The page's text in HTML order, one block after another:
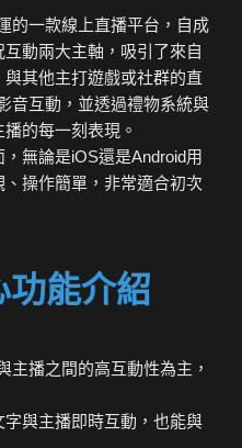
的一款線上直播平台，自成
動兩大主軸，吸引了來自
其他主打遊戲或社群的直
音互動，並透過禮物系統與
的每一刻表現。
無論是iOS還是Android用
操作簡單，非常適合初次
能介紹
主播之間的高互動性為主，
字與主播即時互動，也能與